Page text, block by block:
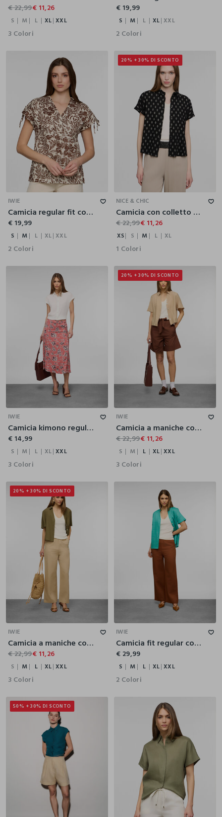
€ 22,99€ 11,26
S M L XL XXL
3 Colori
€ 19,99
S M L XL XXL
2 Colori
L XL XXL
IWIE
Camicia regular fit con scollo a V in popeline donna
€ 19,99
S M L XL XXL
2 Colori
20% + 30% DI SCONTO
M
XL
NICE & CHIC
Camicia con colletto classico fit over in misto lino donna
€ 22,99€ 11,26
XS S M L XL
1 Colori
XXL
IWIE
Camicia kimono regular fit con collo alla francese donna
€ 14,99
S M L XL XXL
3 Colori
20% + 30% DI SCONTO
IWIE
Camicia a maniche corte con colletto classico in misto viscosa donna
€ 22,99€ 11,26
S M L XL XXL
3 Colori
20% + 30% DI SCONTO
XXL
IWIE
Camicia a maniche corte con colletto classico in misto viscosa donna
€ 22,99€ 11,26
S M L XL XXL
3 Colori
IWIE
Camicia fit regular con colletto coreano in puro lino donna
€ 29,99
S M L XL XXL
2 Colori
50% + 30% DI SCONTO